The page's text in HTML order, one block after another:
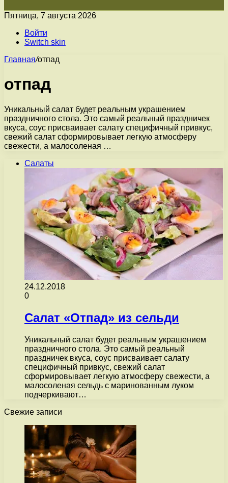
Пятница, 7 августа 2026
Войти
Switch skin
Главная/отпад
отпад
Уникальный салат будет реальным украшением
праздничного стола. Это самый реальный праздничек
вкуса, соус присваивает салату специфичный привкус,
свежий салат сформировывает легкую атмосферу
свежести, а малосоленая …
Салаты
24.12.2018
0
Салат «Отпад» из сельди
Уникальный салат будет реальным украшением
праздничного стола. Это самый реальный
праздничек вкуса, соус присваивает салату
специфичный привкус, свежий салат
сформировывает легкую атмосферу свежести, а
малосоленая сельдь с маринованным луком
подчеркивают…
Свежие записи